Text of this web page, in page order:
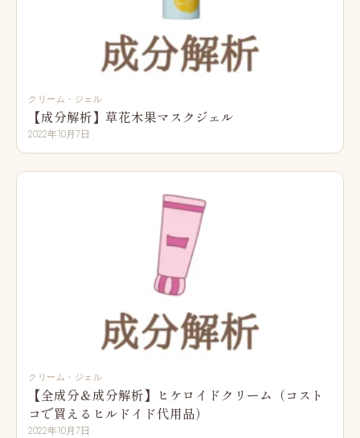
クリーム・ジェル
【成分解析】草花木果マスクジェル
2022年10月7日
クリーム・ジェル
【全成分＆成分解析】ヒケロイドクリーム（コスト
コで買えるヒルドイド代用品）
2022年10月7日